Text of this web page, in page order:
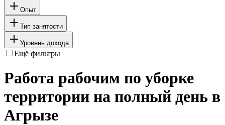
Опыт
Тип занятости
Уровень дохода
Ещё фильтры
Работа рабочим по уборке
территории на полный день в
Агрызе